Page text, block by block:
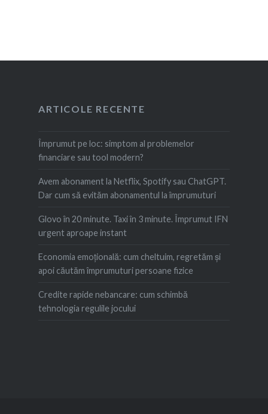
ARTICOLE RECENTE
Împrumut pe loc: simptom al problemelor
financiare sau tool modern?
Avem abonament la Netflix, Spotify sau ChatGPT.
Dar cum să evităm abonamentul la împrumuturi
Glovo în 20 minute. Taxi în 3 minute. Împrumut IFN
urgent aproape instant
Economia emoțională: cum cheltuim, regretăm şi
apoi căutăm împrumuturi persoane fizice
Credite rapide nebancare: cum schimbă
tehnologia regulile jocului